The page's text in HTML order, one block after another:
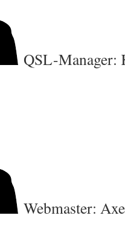
QSL-Manager:
Webmaster: